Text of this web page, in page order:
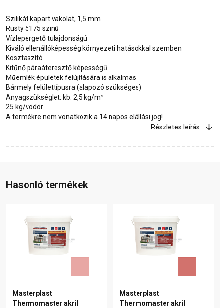
Szilikát kapart vakolat, 1,5 mm
Rusty 5175 színű
Vízlepergető tulajdonságú
Kiváló ellenállóképesség környezeti hatásokkal szemben
Kosztaszító
Kitűnő páraáteresztő képességű
Műemlék épületek felújítására is alkalmas
Bármely felülettípusra (alapozó szükséges)
Anyagszükséglet: kb. 2,5 kg/m²
25 kg/vödör
A termékre nem vonatkozik a 14 napos elállási jog!
Részletes leírás
Hasonló termékek
Masterplast
Thermomaster akril
Masterplast
Thermomaster akril